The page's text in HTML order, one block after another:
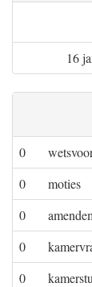
16
0
0
moties
0
0
0